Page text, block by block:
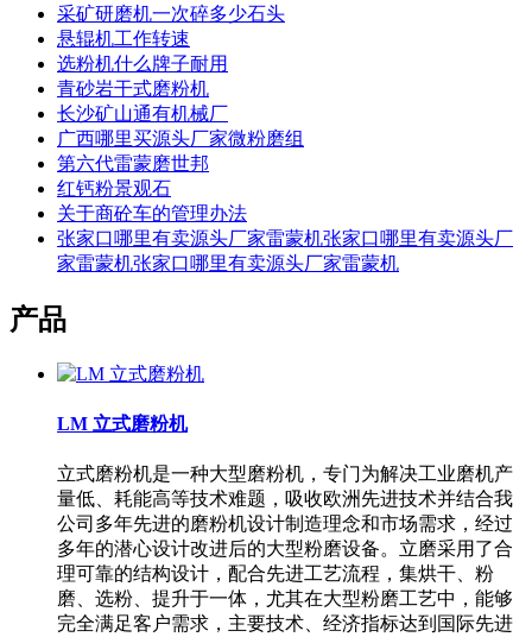
采矿研磨机一次碎多少石头
悬辊机工作转速
选粉机什么牌子耐用
青砂岩干式磨粉机
长沙矿山通有机械厂
广西哪里买源头厂家微粉磨组
第六代雷蒙磨世邦
红钙粉景观石
关于商砼车的管理办法
张家口哪里有卖源头厂家雷蒙机张家口哪里有卖源头厂
家雷蒙机张家口哪里有卖源头厂家雷蒙机
产品
LM 立式磨粉机
立式磨粉机是一种大型磨粉机，专门为解决工业磨机产
量低、耗能高等技术难题，吸收欧洲先进技术并结合我
公司多年先进的磨粉机设计制造理念和市场需求，经过
多年的潜心设计改进后的大型粉磨设备。立磨采用了合
理可靠的结构设计，配合先进工艺流程，集烘干、粉
磨、选粉、提升于一体，尤其在大型粉磨工艺中，能够
完全满足客户需求，主要技术、经济指标达到国际先进